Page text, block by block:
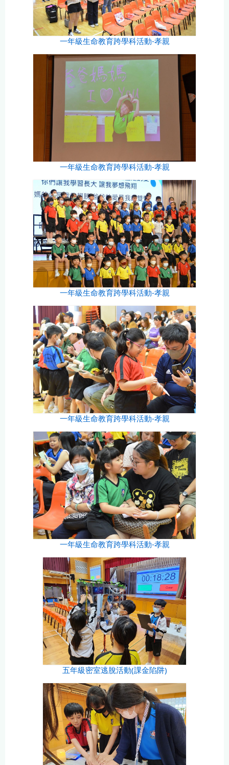
一年級生命教育跨學科活動-孝親
一年級生命教育跨學科活動-孝親
一年級生命教育跨學科活動-孝親
一年級生命教育跨學科活動-孝親
一年級生命教育跨學科活動-孝親
五年級密室逃脫活動(課金陷阱)